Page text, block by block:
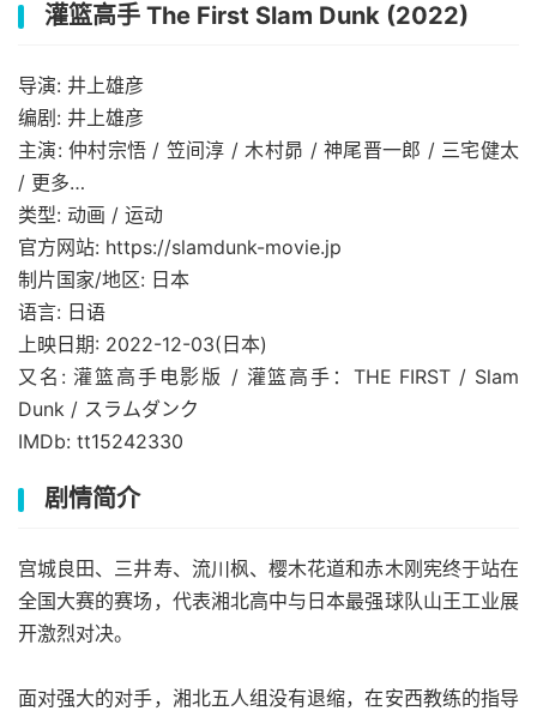
灌篮高手 The First Slam Dunk (2022)
导演: 井上雄彦
编剧: 井上雄彦
主演: 仲村宗悟 / 笠间淳 / 木村昴 / 神尾晋一郎 / 三宅健太
/ 更多…
类型: 动画 / 运动
官方网站: https://slamdunk-movie.jp
制片国家/地区: 日本
语言: 日语
上映日期: 2022-12-03(日本)
又名: 灌篮高手电影版 / 灌篮高手：THE FIRST / Slam
Dunk / スラムダンク
IMDb: tt15242330
剧情简介
宫城良田、三井寿、流川枫、樱木花道和赤木刚宪终于站在
全国大赛的赛场，代表湘北高中与日本最强球队山王工业展
开激烈对决。
面对强大的对手，湘北五人组没有退缩，在安西教练的指导